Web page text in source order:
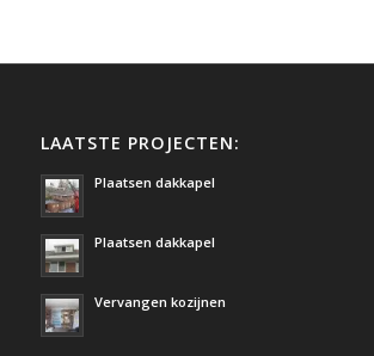
LAATSTE PROJECTEN:
Plaatsen dakkapel
Plaatsen dakkapel
Vervangen kozijnen